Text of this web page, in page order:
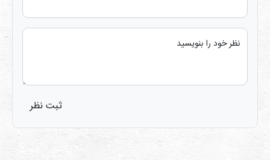
نظر خود را بنویسید
ثبت نظر